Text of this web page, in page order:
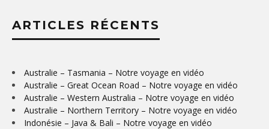
ARTICLES RÉCENTS
Australie – Tasmania – Notre voyage en vidéo
Australie – Great Ocean Road – Notre voyage en vidéo
Australie – Western Australia – Notre voyage en vidéo
Australie – Northern Territory – Notre voyage en vidéo
Indonésie – Java & Bali – Notre voyage en vidéo